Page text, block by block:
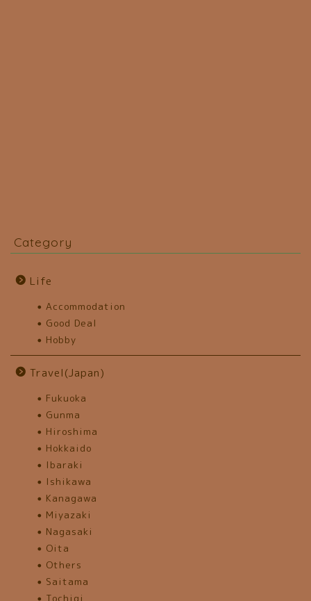
Category
Life
Accommodation
Good Deal
Hobby
Travel(Japan)
Fukuoka
Gunma
Hiroshima
Hokkaido
Ibaraki
Ishikawa
Kanagawa
Miyazaki
Nagasaki
Oita
Others
Saitama
Tochigi